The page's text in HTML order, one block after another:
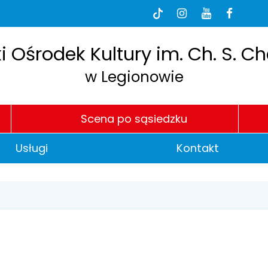
Tik-
Instagram
Youtube
Ośrodek Kultury im. Ch. S.
w Legionowie
Scena po sąsiedzku
Usługi Kontakt